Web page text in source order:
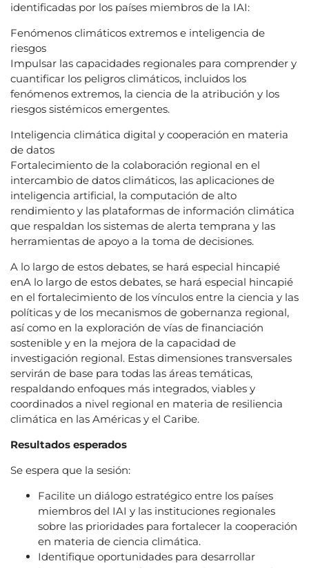
identificadas por los países miembros de la IAI:
Fenómenos climáticos extremos e inteligencia de
riesgos
Impulsar las capacidades regionales para comprender y
cuantificar los peligros climáticos, incluidos los
fenómenos extremos, la ciencia de la atribución y los
riesgos sistémicos emergentes.
Inteligencia climática digital y cooperación en materia
de datos
Fortalecimiento de la colaboración regional en el
intercambio de datos climáticos, las aplicaciones de
inteligencia artificial, la computación de alto
rendimiento y las plataformas de información climática
que respaldan los sistemas de alerta temprana y las
herramientas de apoyo a la toma de decisiones.
A lo largo de estos debates, se hará especial hincapié
enA lo largo de estos debates, se hará especial hincapié
en el fortalecimiento de los vínculos entre la ciencia y las
políticas y de los mecanismos de gobernanza regional,
así como en la exploración de vías de financiación
sostenible y en la mejora de la capacidad de
investigación regional. Estas dimensiones transversales
servirán de base para todas las áreas temáticas,
respaldando enfoques más integrados, viables y
coordinados a nivel regional en materia de resiliencia
climática en las Américas y el Caribe.
Resultados esperados
Se espera que la sesión:
Facilite un diálogo estratégico entre los países
miembros del IAI y las instituciones regionales
sobre las prioridades para fortalecer la cooperación
en materia de ciencia climática.
Identifique oportunidades para desarrollar